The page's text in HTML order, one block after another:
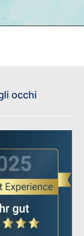
occhi